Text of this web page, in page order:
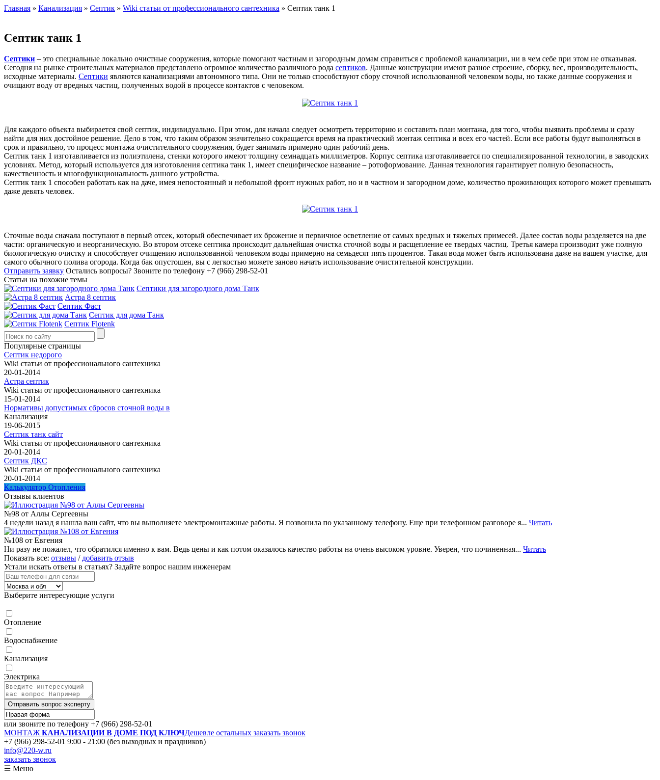
Главная » Канализация » Септик » Wiki статьи от профессионального сантехника » Септик танк 1
Септик танк 1
Септики – это специальные локально очистные сооружения, которые помогают частным и загородным домам справиться с проблемой канализации, ни в чем себе при этом не отказывая.
Сегодня на рынке строительных материалов представлено огромное количество различного рода септиков. Данные конструкции имеют разное строение, сборку, вес, производительность,
исходные материалы. Септики являются канализациями автономного типа. Они не только способствуют сбору сточной использованной человеком воды, но также данные сооружения и
очищают воду от вредных частиц, полученных водой в процессе контактов с человеком.
Для каждого объекта выбирается свой септик, индивидуально. При этом, для начала следует осмотреть территорию и составить план монтажа, для того, чтобы выявить проблемы и сразу
найти для них достойное решение. Дело в том, что таким образом значительно сокращается время на практический монтаж септика и всех его частей. Если все работы будут выполняться в
срок и правильно, то процесс монтажа очистительного сооружения, будет занимать примерно один рабочий день.
Септик танк 1 изготавливается из полиэтилена, стенки которого имеют толщину семнадцать миллиметров. Корпус септика изготавливается по специализированной технологии, в заводских
условиях. Метод, который используется для изготовления септика танк 1, имеет специфическое название – ротоформование. Данная технология гарантирует полную безопасность,
качественность и многофункциональность данного устройства.
Септик танк 1 способен работать как на даче, имея непостоянный и небольшой фронт нужных работ, но и в частном и загородном доме, количество проживающих которого может превышать
даже девять человек.
Сточные воды сначала поступают в первый отсек, который обеспечивает их брожение и первичное осветление от самых вредных и тяжелых примесей. Далее состав воды разделяется на две
части: органическую и неорганическую. Во втором отсеке септика происходит дальнейшая очистка сточной воды и расщепление ее твердых частиц. Третья камера производит уже полную
биологическую очистку и способствует очищению использованной человеком воды примерно на семьдесят пять процентов. Такая вода может быть использована даже на вашем участке, для
самого обычного полива огорода. Когда бак опустошен, вы с легкостью можете заново начать использование очистительной конструкции.
Отправить заявку Остались вопросы? Звоните по телефону +7 (966) 298-52-01
Статьи на похожие темы
Септики для загородного дома Танк
Астра 8 септик
Септик Фаст
Септик для дома Танк
Септик Flotenk
Популярные страницы
Септик недорого
Wiki статьи от профессионального сантехника
20-01-2014
Астра септик
Wiki статьи от профессионального сантехника
15-01-2014
Нормативы допустимых сбросов сточной воды в
Канализация
19-06-2015
Септик танк сайт
Wiki статьи от профессионального сантехника
20-01-2014
Септик ДКС
Wiki статьи от профессионального сантехника
20-01-2014
Калькулятор Отопления
Отзывы клиентов
№98 от Аллы Сергеевны
4 недели назад я нашла ваш сайт, что вы выполняете электромонтажные работы. Я позвонила по указанному телефону. Еще при телефонном разговоре я... Читать
№108 от Евгения
Ни разу не пожалел, что обратился именно к вам. Ведь цены и как потом оказалось качество работы на очень высоком уровне. Уверен, что починенная... Читать
Показать все: отзывы / добавить отзыв
Устали искать ответы в статьях? Задайте вопрос нашим инженерам
Выберите интересующие услуги
Отопление
Водоснабжение
Канализация
Электрика
Отправить вопрос эксперту
или звоните по телефону +7 (966) 298-52-01
МОНТАЖ КАНАЛИЗАЦИИ В ДОМЕ ПОД КЛЮЧДешевле остальных заказать звонок
+7 (966) 298-52-01 9:00 - 21:00 (без выходных и праздников)
info@220-w.ru
заказать звонок
☰ Меню